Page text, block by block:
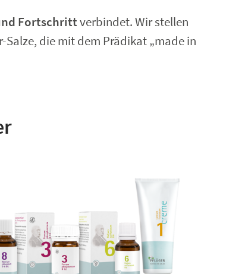
Fortschrittverbindet. Wir stellen
die mit dem Prädikat „made in